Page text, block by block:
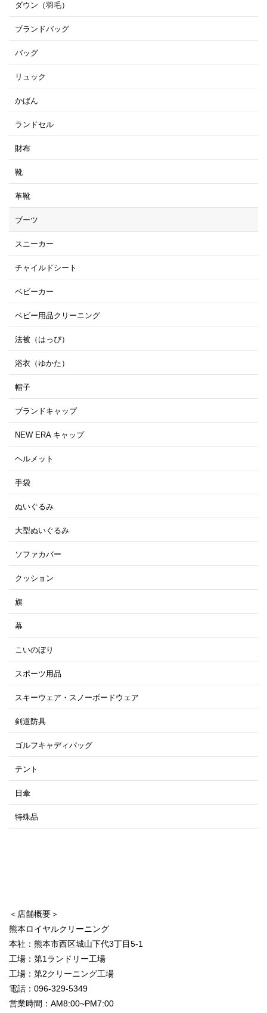
ダウン（羽毛）
ブランドバッグ
バッグ
リュック
かばん
ランドセル
財布
靴
革靴
ブーツ
スニーカー
チャイルドシート
ベビーカー
ベビー用品クリーニング
法被（はっぴ）
浴衣（ゆかた）
帽子
ブランドキャップ
NEW ERA キャップ
ヘルメット
手袋
ぬいぐるみ
大型ぬいぐるみ
ソファカバー
クッション
旗
幕
こいのぼり
スポーツ用品
スキーウェア・スノーボードウェア
剣道防具
ゴルフキャディバッグ
テント
日傘
特殊品
＜店舗概要＞
熊本ロイヤルクリーニング
本社：熊本市西区城山下代3丁目5-1
工場：第1ランドリー工場
工場：第2クリーニング工場
電話：096-329-5349
営業時間：AM8:00~PM7:00